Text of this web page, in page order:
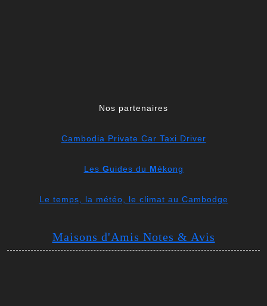
Nos partenaires
Cambodia Private Car Taxi Driver
Les Guides du Mékong
Le temps, la météo, le climat au Cambodge
Maisons d'Amis Notes & Avis